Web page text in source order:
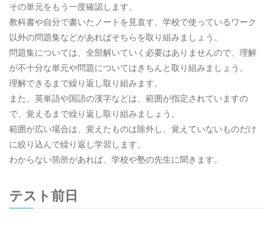
その単元をもう一度確認します。
教科書や自分で書いたノートを見直す、学校で使っているワーク
以外の問題集などがあればそちらを取り組みましょう。
問題集については、全部解いていく必要はありませんので、理解
が不十分な単元や問題についてはきちんと取り組みましょう。
理解できるまで繰り返し取り組みます。
また、英単語や国語の漢字などは、範囲が指定されていますの
で、覚えるまで繰り返し取り組みましょう。
範囲が広い場合は、覚えたものは除外し、覚えていないものだけ
に絞り込んで繰り返し学習します。
わからない箇所があれば、学校や塾の先生に聞きます。
テスト前日